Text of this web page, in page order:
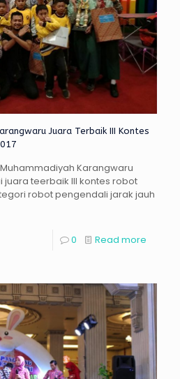
Juara Terbaik III Kontes
Muhammadiyah Karangwaru
teerbaik III kontes robot
robot pengendali jarak jauh
0 Read more